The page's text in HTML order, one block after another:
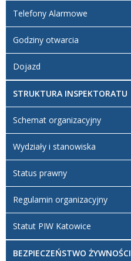
Telefony Alarmowe
Godziny otwarcia
Dojazd
STRUKTURA INSPEKTORATU
Schemat organizacyjny
Wydziały i stanowiska
Status prawny
Regulamin organizacyjny
Statut PIW Katowice
BEZPIECZEŃSTWO ŻYWNOŚCI